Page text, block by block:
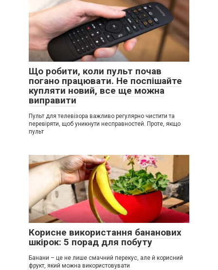
Що робити, коли пульт почав
погано працювати. Не поспішайте
купляти новий, все ще можна
виправити
Пульт для телевізора важливо регулярно чистити та
перевіряти, щоб уникнути несправностей. Проте, якщо
пульт
Корисне використання бананових
шкірок: 5 порад для побуту
Банани – це не лише смачний перекус, але й корисний
фрукт, який можна використовувати